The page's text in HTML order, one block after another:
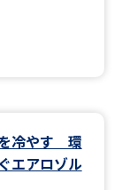
冷やす 環
エアロゾル